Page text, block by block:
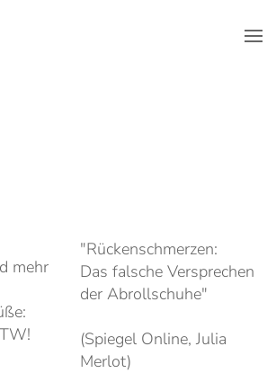
mehr
"Rückenschmerzen:
Das falsche Versprechen
der Abrollschuhe"
(Spiegel Online, Julia
Merlot)